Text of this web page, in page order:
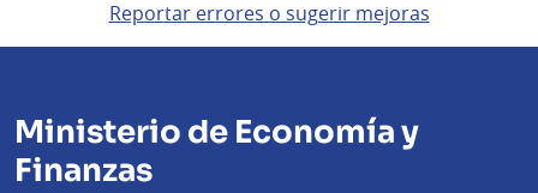
Reportar errores o sugerir mejoras
Ministerio de Economía y
Finanzas